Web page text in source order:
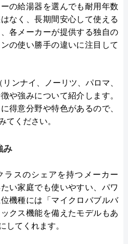
の給湯器を選んでも耐用年数
なく、長期間安心して使える
各メーカーが提供する独自の
の使い勝手の違いに注目して
ンナイ、ノーリツ、パロマ、
や強みについて紹介します。
得意分野や特色があるので、
てください。
み
ラスのシェアを持つメーカー
い家庭でも使いやすい、パワ
機種には「マイクロバブルバ
クス機能を備えたモデルもあ
してくれます。